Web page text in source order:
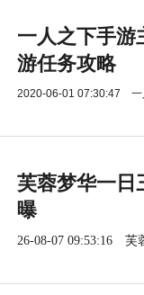
一人之下手游
游任务攻略
2020-06-01 07:30:47
芙蓉梦华一日
曝
26-08-07 09:53:16 芙